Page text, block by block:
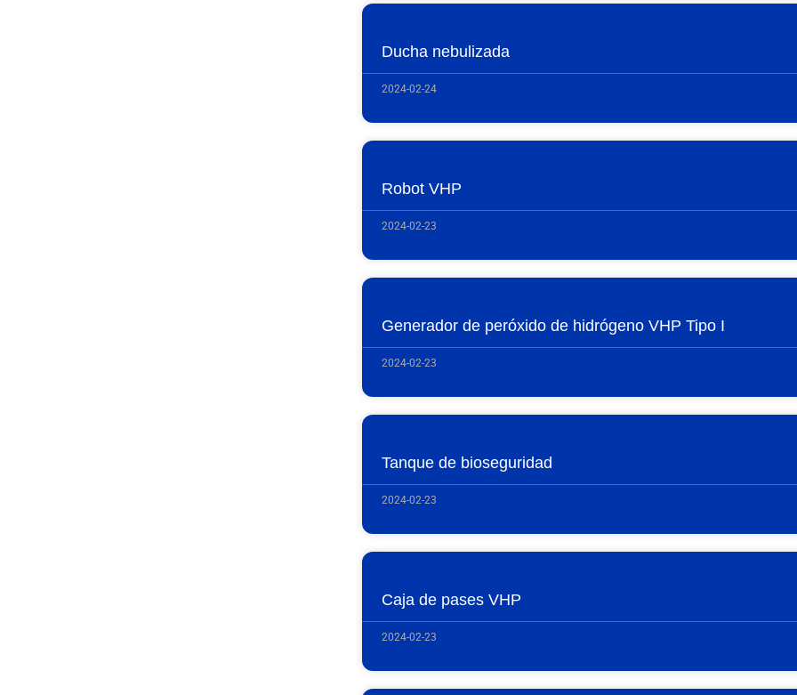
Ducha nebulizada
2024-02-24
Robot VHP
2024-02-23
Generador de peróxido de hidrógeno VHP Tipo I
2024-02-23
Tanque de bioseguridad
2024-02-23
Caja de pases VHP
2024-02-23